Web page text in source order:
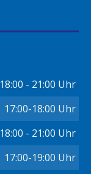
18:00 - 21:00 Uhr
17:00-18:00 Uhr
18:00 - 21:00 Uhr
17:00-19:00 Uhr